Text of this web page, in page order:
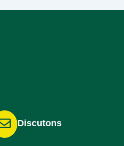
Discutons